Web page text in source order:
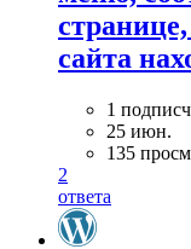
сайта
1
25 июн.
135
2
ответа